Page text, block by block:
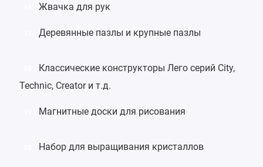
Жвачка для рук
Деревянные пазлы и крупные пазлы
Классические конструкторы Лего серий City,
Technic, Creatorи т.д.
Магнитные доски для рисования
Набор для выращивания кристаллов